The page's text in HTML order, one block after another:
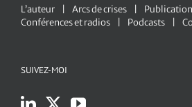
L’auteur Arcs de crises
Conférences et radios
Podcasts
SUIVEZ-MOI